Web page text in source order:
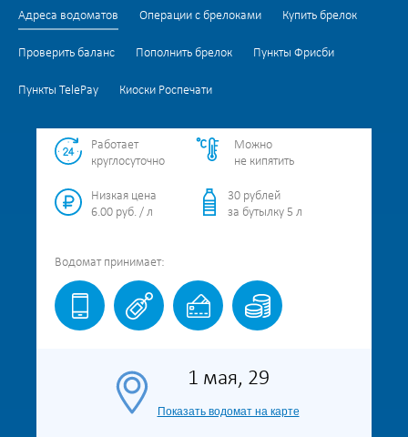
Адреса водоматов Операции с брелоками Купить брелок
Проверить баланс Пополнить брелок Пункты Фрисби
Пункты TelePay Киоски Роспечати
Работает
круглосуточно
Можно
не кипятить
Низкая цена
6.00 руб. / л
30 рублей
за бутылку 5 л
Водомат принимает:
1 мая, 29
Показать водомат на карте